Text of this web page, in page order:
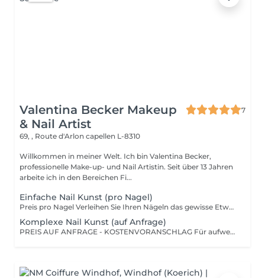
Valentina Becker Makeup
& Nail Artist
7
69, , Route d'Arlon capellen L-8310
Willkommen in meiner Welt. Ich bin Valentina Becker,
professionelle Make-up- und Nail Artistin. Seit über 13 Jahren
arbeite ich in den Bereichen Fi...
Einfache Nail Kunst (pro Nagel)
Preis pro Nagel Verleihen Sie Ihren Nägeln das gewisse Etwas mit dezenten und eleganten Nail-Art-Details. Kleine handgemalte Motive, Strasssteine, Glitzer, Effekte oder feine Verzierungen auf einem oder mehreren Nägeln...
Komplexe Nail Kunst (auf Anfrage)
PREIS AUF ANFRAGE - KOSTENVORANSCHLAG Für aufwendige, individuelle Designs, detailreiche handgemalte Motive, 3D-Effekte, Inlays oder kunstvolle Verzierungen.